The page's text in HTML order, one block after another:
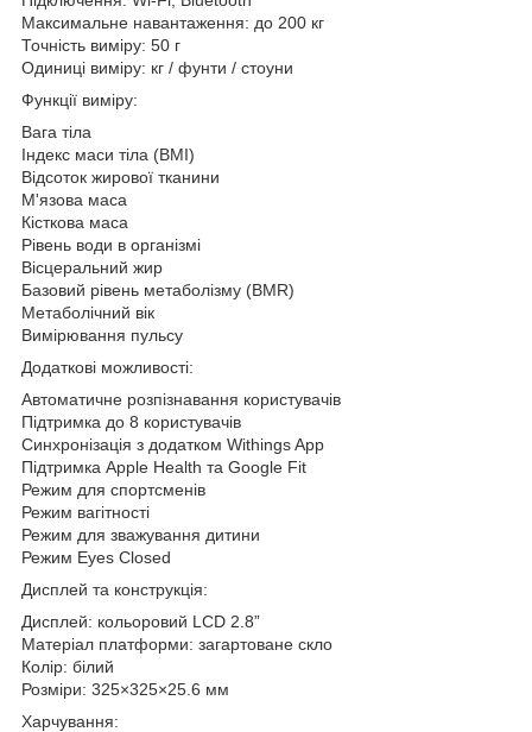
Максимальне навантаження: до 200 кг
Точність виміру: 50 г
Одиниці виміру: кг / фунти / стоуни
Функції виміру:
Вага тіла
Індекс маси тіла (BMI)
Відсоток жирової тканини
М'язова маса
Кісткова маса
Рівень води в організмі
Вісцеральний жир
Базовий рівень метаболізму (BMR)
Метаболічний вік
Вимірювання пульсу
Додаткові можливості:
Автоматичне розпізнавання користувачів
Підтримка до 8 користувачів
Синхронізація з додатком Withings App
Підтримка Apple Health та Google Fit
Режим для спортсменів
Режим вагітності
Режим для зважування дитини
Режим Eyes Closed
Дисплей та конструкція:
Дисплей: кольоровий LCD 2.8”
Матеріал платформи: загартоване скло
Колір: білий
Розміри: 325×325×25.6 мм
Харчування: